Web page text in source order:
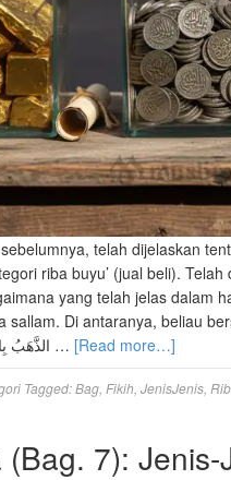
telah dijelaskan
riba buyu’ (jual beli).
yang telah jelas dalam
sallam. Di antaranya, beliau
الذَّهَبُ بِالذَّهَبِ وَالْفِضَّةُ بِالْفِضَّةِ … [Read more…]
Tagged:Bag Fikih JenisJenis
(Bag. 7):